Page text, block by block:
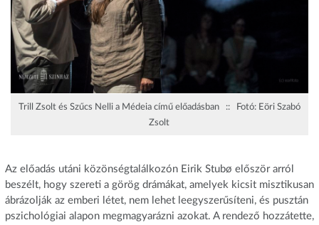
Trill Zsolt és Szűcs Nelli a Médeia című előadásban :: Fotó: Eöri Szabó
Zsolt
Az előadás utáni közönségtalálkozón Eirik Stubø először arról
beszélt, hogy szereti a görög drámákat, amelyek kicsit misztikusan
ábrázolják az emberi létet, nem lehet leegyszerűsíteni, és pusztán
pszichológiai alapon megmagyarázni azokat. A rendező hozzátette,